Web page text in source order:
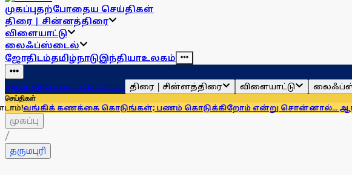
முகப்புதற்போதைய செய்திகள்
திரை | சின்னத்திரை
விளையாட்டு
லைஃப்ஸ்டைல்
ஜோதிடம்தமிழ்நாடுஇந்தியாஉலகம்
முகப்புதற்போதைய செய்திகள் திரை | சின்னத்திரை விளையாட்டு
செய்திகள்
கணக்கை கொடுங்கள்; பணம் கொடுக்கிறோம் என்று சொன்னால்... ஆர்பிஐ
முகப்பு
/
தருமபுரி